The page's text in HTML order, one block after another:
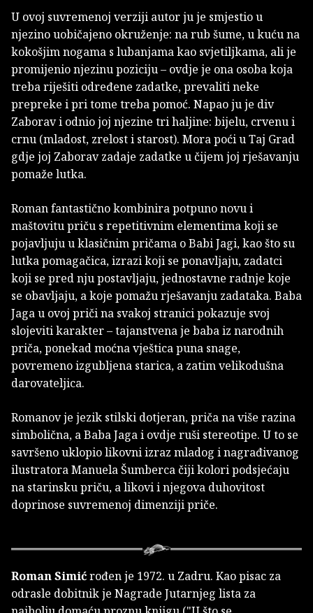
U ovoj suvremenoj verziji autor ju je smjestio u
njezino uobičajeno okruženje: na rub šume, u kuću na
kokošjim nogama s lubanjama kao svjetiljkama, ali je
promijenio njezinu poziciju – ovdje je ona osoba koja
treba riješiti određene zadatke, prevaliti neke
prepreke i pri tome treba pomoć. Napao ju je div
Zaborav i odnio joj njezine tri haljine: bijelu, crvenu i
crnu (mladost, zrelost i starost). Mora poći u Taj Grad
gdje joj Zaborav zadaje zadatke u čijem joj rješavanju
pomaže lutka.
Roman fantastično kombinira potpuno novu i
maštovitu priču s repetitivnim elementima koji se
pojavljuju u klasičnim pričama o Babi Jagi, kao što su
lutka pomagačica, izrazi koji se ponavljaju, zadatci
koji se pred nju postavljaju, jednostavne radnje koje
se obavljaju, a koje pomažu rješavanju zadataka. Baba
Jaga u ovoj priči na svakoj stranici pokazuje svoj
slojeviti karakter – tajanstvena je baba iz narodnih
priča, ponekad moćna vještica puna snage,
povremeno izgubljena starica, a zatim velikodušna
darovateljica.
Romanov je jezik stilski dotjeran, priča na više razina
simbolična, a Baba Jaga i ovdje ruši stereotipe. U to se
savršeno uklopio likovni izraz mladog i nagrađivanog
ilustratora Manuela Šumberca čiji kolori podsjećaju
na starinsku priču, a likovi i njegova duhovitost
doprinose suvremenoj dimenziji priče.
Roman Simićrođen je 1972. u Zadru. Kao pisac za
odrasle dobitnik je Nagrade Jutarnjeg lista za